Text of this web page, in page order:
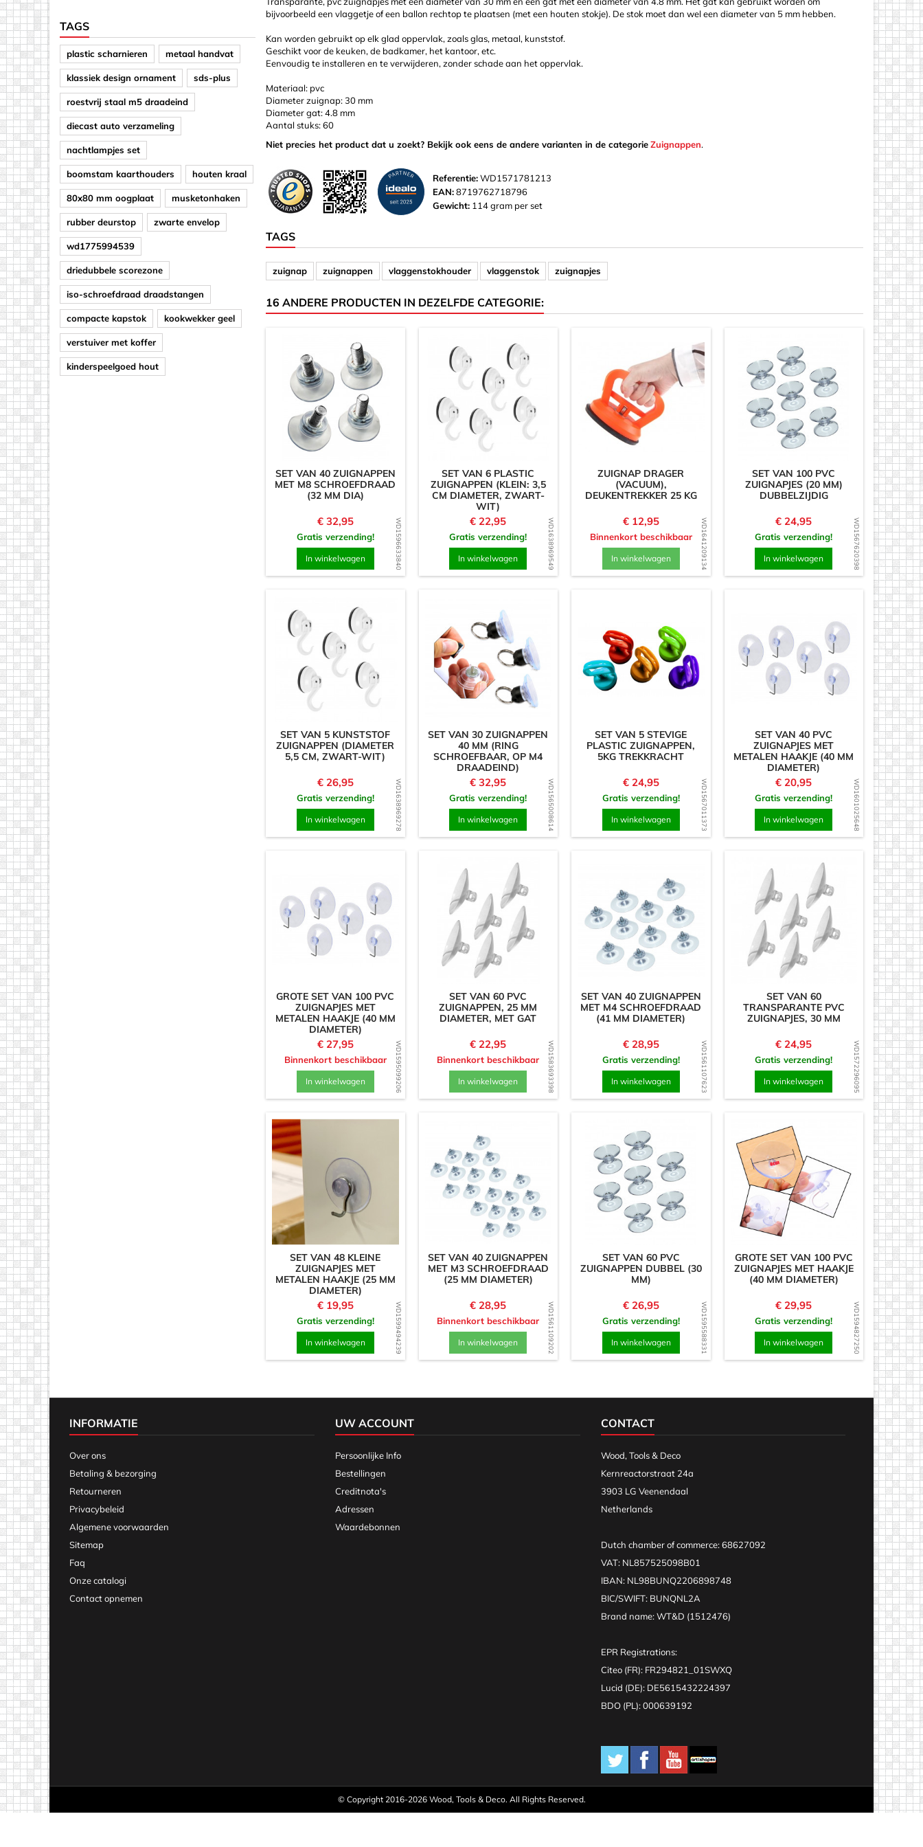
TAGS
plastic scharnieren metaal handvat
klassiek design ornament sds-plus
roestvrij staal m5 draadeind
diecast auto verzameling
nachtlampjes set
boomstam kaarthouders houten kraal
80x80 mm oogplaat musketonhaken
rubber deurstop zwarte envelop
wd1775994539
driedubbele scorezone
iso-schroefdraad draadstangen
compacte kapstok kookwekker geel
verstuiver met koffer
kinderspeelgoed hout
bijvoorbeeld een vlaggetje of een ballon rechtop te plaatsen (met een houten stokje). De stok moet dan wel een diameter van 5 mm hebben.
Kan worden gebruikt op elk glad oppervlak, zoals glas, metaal, kunststof.
Geschikt voor de keuken, de badkamer, het kantoor, etc.
Eenvoudig te installeren en te verwijderen, zonder schade aan het oppervlak.
Materiaal: pvc
Diameter zuignap: 30 mm
Diameter gat: 4.8 mm
Aantal stuks: 60
Niet precies het product dat u zoekt? Bekijk ook eens de andere varianten in de categorieZuignappen.
Referentie:WD1571781213
EAN:8719762718796
Gewicht: 114 gram per set
TAGS
zuignap zuignappen vlaggenstokhouder vlaggenstok zuignapjes
16 ANDERE PRODUCTEN IN DEZELFDE CATEGORIE:
WD1596633840
SET VAN 40 ZUIGNAPPEN
MET M8 SCHROEFDRAAD
(32 MM DIA)
Prijs
€ 32,95
Gratis verzending!
In winkelwagen WD1638969549
SET VAN 6 PLASTIC
ZUIGNAPPEN (KLEIN: 3,5
CM DIAMETER, ZWART-
WIT)
Prijs
€ 22,95
Gratis verzending!
In winkelwagen WD1641209134
ZUIGNAP DRAGER
(VACUUM),
DEUKENTREKKER 25 KG
Prijs
€ 12,95
Binnenkort beschikbaar
In winkelwagen WD1567620398
SET VAN 100 PVC
ZUIGNAPJES (20 MM)
DUBBELZIJDIG
Prijs
€ 24,95
Gratis verzending!
In winkelwagen
WD1638969278
SET VAN 5 KUNSTSTOF
ZUIGNAPPEN (DIAMETER
5,5 CM, ZWART-WIT)
Prijs
€ 26,95
Gratis verzending!
In winkelwagen WD1565008614
SET VAN 30 ZUIGNAPPEN
40 MM (RING
SCHROEFBAAR, OP M4
DRAADEIND)
Prijs
€ 32,95
Gratis verzending!
In winkelwagen WD1567011373
SET VAN 5 STEVIGE
PLASTIC ZUIGNAPPEN,
5KG TREKKRACHT
Prijs
€ 24,95
Gratis verzending!
In winkelwagen WD1601025648
SET VAN 40 PVC
ZUIGNAPJES MET
METALEN HAAKJE (40 MM
DIAMETER)
Prijs
€ 20,95
Gratis verzending!
In winkelwagen
WD1595099206
GROTE SET VAN 100 PVC
ZUIGNAPJES MET
METALEN HAAKJE (40 MM
DIAMETER)
Prijs
€ 27,95
Binnenkort beschikbaar
In winkelwagen WD1583693398
SET VAN 60 PVC
ZUIGNAPPEN, 25 MM
DIAMETER, MET GAT
Prijs
€ 22,95
Binnenkort beschikbaar
In winkelwagen WD1561107623
SET VAN 40 ZUIGNAPPEN
MET M4 SCHROEFDRAAD
(41 MM DIAMETER)
Prijs
€ 28,95
Gratis verzending!
In winkelwagen WD1572296095
SET VAN 60
TRANSPARANTE PVC
ZUIGNAPJES, 30 MM
Prijs
€ 24,95
Gratis verzending!
In winkelwagen
WD1599494239
SET VAN 48 KLEINE
ZUIGNAPJES MET
METALEN HAAKJE (25 MM
DIAMETER)
Prijs
€ 19,95
Gratis verzending!
In winkelwagen WD1561109202
SET VAN 40 ZUIGNAPPEN
MET M3 SCHROEFDRAAD
(25 MM DIAMETER)
Prijs
€ 28,95
Binnenkort beschikbaar
In winkelwagen WD1595588331
SET VAN 60 PVC
ZUIGNAPPEN DUBBEL (30
MM)
Prijs
€ 26,95
Gratis verzending!
In winkelwagen WD1594827250
GROTE SET VAN 100 PVC
ZUIGNAPJES MET HAAKJE
(40 MM DIAMETER)
Prijs
€ 29,95
Gratis verzending!
In winkelwagen
INFORMATIE
Over ons
Betaling & bezorging
Retourneren
Privacybeleid
Algemene voorwaarden
Sitemap
Faq
Onze catalogi
Contact opnemen
UW ACCOUNT
Persoonlijke Info
Bestellingen
Creditnota's
Adressen
Waardebonnen
CONTACT
Wood, Tools & Deco
Kernreactorstraat 24a
3903 LG Veenendaal
Netherlands
Dutch chamber of commerce: 68627092
VAT: NL857525098B01
IBAN: NL98BUNQ2206898748
BIC/SWIFT: BUNQNL2A
Brand name: WT&D (1512476)
EPR Registrations:
Citeo (FR): FR294821_01SWXQ
Lucid (DE): DE5615432224397
BDO (PL): 000639192
© Copyright 2016-2026 Wood, Tools & Deco. All Rights Reserved.